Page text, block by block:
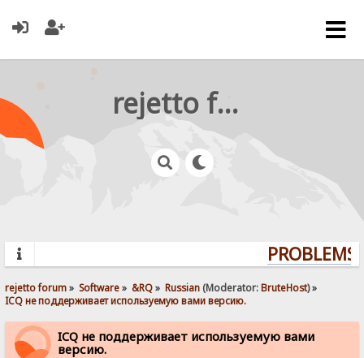
rejetto forum
rejetto forum» Software» &RQ» Russian (Moderator:BruteHost) »
ICQ не поддерживает используемую вами версию.
ICQ не поддерживает используемую вами
версию.